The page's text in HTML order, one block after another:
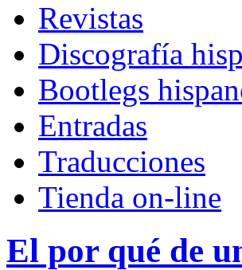
Revistas
Discografía
Bootlegs
Entradas
Traducciones
Tienda on-line
El por qué de